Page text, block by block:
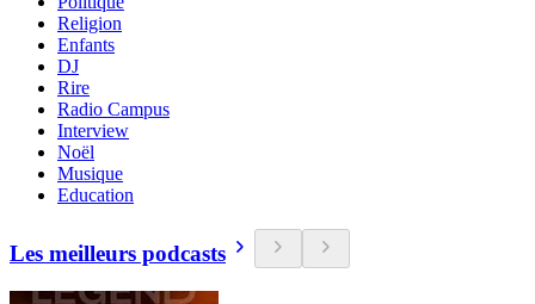
Religion
Enfants
DJ
Rire
Radio Campus
Interview
Noël
Musique
Education
Les meilleurs podcasts